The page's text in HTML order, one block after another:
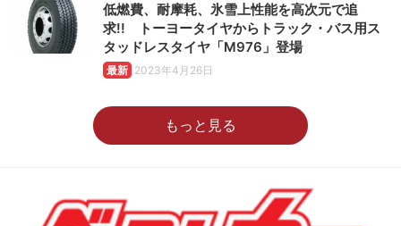
低燃費、耐摩耗、氷雪上性能を高次元で追
求!! トーヨータイヤからトラック・バス用ス
タッドレスタイヤ「M976」登場
最新 2023年4月26日
もっと見る